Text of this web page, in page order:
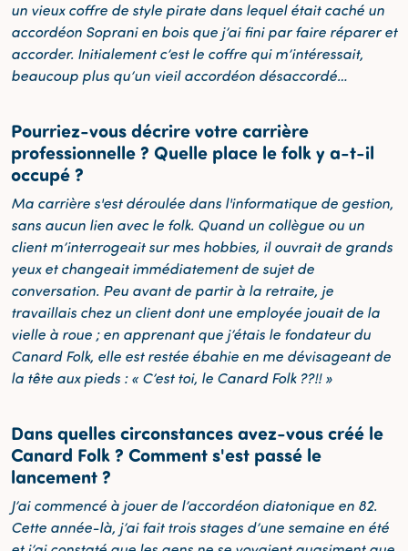
un vieux coffre de style pirate dans lequel était caché un
accordéon Soprani en bois que j’ai fini par faire réparer et
accorder. Initialement c’est le coffre qui m’intéressait,
beaucoup plus qu’un vieil accordéon désaccordé…
Pourriez-vous décrire votre carrière
professionnelle ? Quelle place le folk y a-t-il
occupé ?
Ma carrière s'est déroulée dans l'informatique de gestion,
sans aucun lien avec le folk. Quand un collègue ou un
client m’interrogeait sur mes hobbies, il ouvrait de grands
yeux et changeait immédiatement de sujet de
conversation. Peu avant de partir à la retraite, je
travaillais chez un client dont une employée jouait de la
vielle à roue ; en apprenant que j’étais le fondateur du
Canard Folk, elle est restée ébahie en me dévisageant de
la tête aux pieds : « C’est toi, le Canard Folk ??!! »
Dans quelles circonstances avez-vous créé le
Canard Folk ? Comment s'est passé le
lancement ?
J’ai commencé à jouer de l’accordéon diatonique en 82.
Cette année-là, j’ai fait trois stages d’une semaine en été